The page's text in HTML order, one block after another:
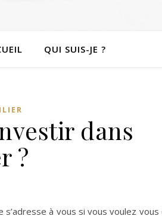
QUI SUIS-JE ?
dans
?
à vous si vous voulez